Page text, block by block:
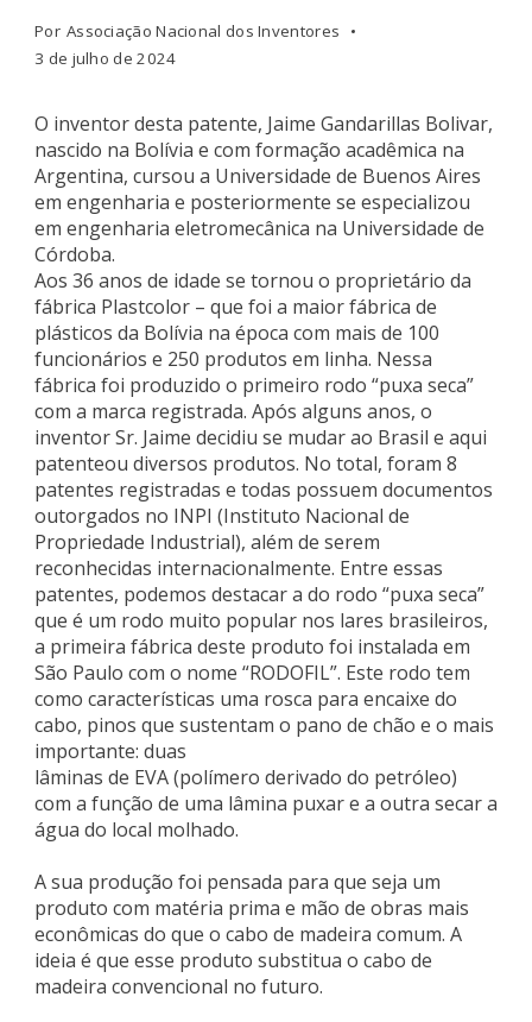
Por Associação Nacional dos Inventores
3 de julho de 2024
O inventor desta patente, Jaime Gandarillas Bolivar,
nascido na Bolívia e com formação acadêmica na
Argentina, cursou a Universidade de Buenos Aires
em engenharia e posteriormente se especializou
em engenharia eletromecânica na Universidade de
Córdoba.
Aos 36 anos de idade se tornou o proprietário da
fábrica Plastcolor – que foi a maior fábrica de
plásticos da Bolívia na época com mais de 100
funcionários e 250 produtos em linha. Nessa
fábrica foi produzido o primeiro rodo “puxa seca”
com a marca registrada. Após alguns anos, o
inventor Sr. Jaime decidiu se mudar ao Brasil e aqui
patenteou diversos produtos. No total, foram 8
patentes registradas e todas possuem documentos
outorgados no INPI (Instituto Nacional de
Propriedade Industrial), além de serem
reconhecidas internacionalmente. Entre essas
patentes, podemos destacar a do rodo “puxa seca”
que é um rodo muito popular nos lares brasileiros,
a primeira fábrica deste produto foi instalada em
São Paulo com o nome “RODOFIL”. Este rodo tem
como características uma rosca para encaixe do
cabo, pinos que sustentam o pano de chão e o mais
importante: duas
lâminas de EVA (polímero derivado do petróleo)
com a função de uma lâmina puxar e a outra secar a
água do local molhado.
A sua produção foi pensada para que seja um
produto com matéria prima e mão de obras mais
econômicas do que o cabo de madeira comum. A
ideia é que esse produto substitua o cabo de
madeira convencional no futuro.